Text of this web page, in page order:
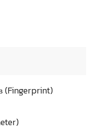
(Fingerprint)